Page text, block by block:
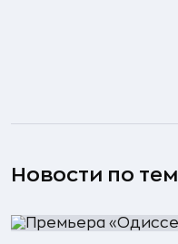
Новости по